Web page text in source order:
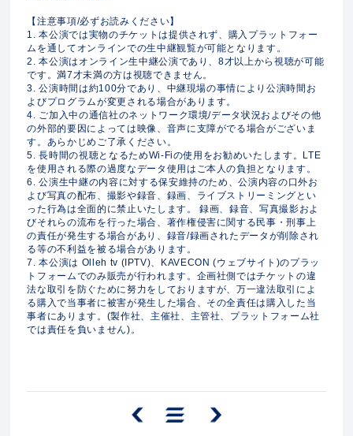
【注意事項/必ずお読みください】
1. 本公演では実物のチケットは提供されず、購入プラットフォー
ムを通してオンラインでの生中継観覧が可能となります。
2. 本公演はオンライン生中継公演であり、8才以上から視聴が可能
です。満7才未満の方は視聴できません。
3. 公演時間は約100分であり、中継現場の事情により公演時間お
よびプログラムが変更される場合があります。
4. ご加入中の通信社のネットワーク環境/データ状況およびその他
の外部的要因によっては映像、音声に支障がでる場合がございま
す。あらかじめご了承ください。
5. 長時間の視聴となるためWi-Fiの使用をお勧めいたします。LTE
を使用される際の過度なデータ使用はご本人の負担となります。
6. 公演生中継の内容に対する保安維持のため、公演内容の口外お
よび写真の配布、撮影や録音、録画、ライブストリーミングとい
った行為は全面的に禁止いたします。 録画、録音、写真撮影およ
びそれらの流布を行った場合、著作権侵害に関する民事・刑事上
の責任が発生する場合があり、録音/録画されたデータが削除され
る等の不利益を被る場合があります。
7. 本公演は Olleh tv (IPTV)、KAVECON (ウェブサイト)のプラッ
トフォームでのみ販売が行われます。企画社側ではチケットの違
法な取引を防ぐために努力をしておりますが、万一違法取引によ
る購入で当事者に被害が発生した場合、その全責任は購入した当
事者にあります。(製作社、主催社、主管社、プラットフォーム社
では責任を負いません)。